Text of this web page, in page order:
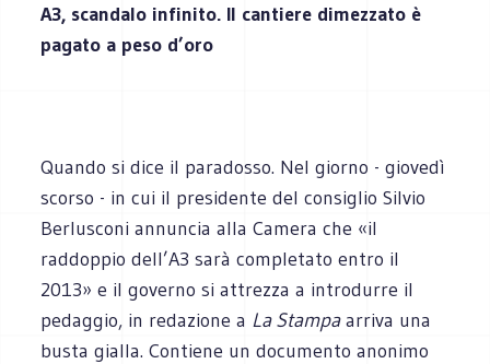
A3, scandalo infinito. Il cantiere dimezzato è
pagato a peso d’oro
Quando si dice il paradosso. Nel giorno - giovedì
scorso - in cui il presidente del consiglio Silvio
Berlusconi annuncia alla Camera che «il
raddoppio dell’A3 sarà completato entro il
2013» e il governo si attrezza a introdurre il
pedaggio, in redazione a La Stampaarriva una
busta gialla. Contiene un documento anonimo